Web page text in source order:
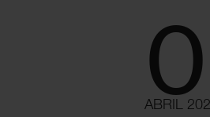
ABRIL